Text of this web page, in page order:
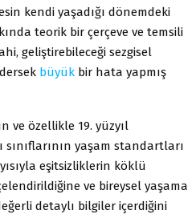
kendi yaşadığı dönemdeki
teorik bir çerçeve ve temsili
geliştirebileceği sezgisel
büyük bir hata yapmış
ve özellikle 19. yüzyıl
yaşam standartları
eşitsizliklerin köklü
ve bireysel yaşama
detaylı bilgiler içerdiğini